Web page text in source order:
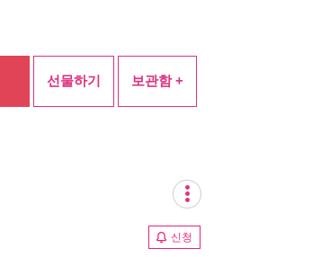
선물하기 보관함 +
신청